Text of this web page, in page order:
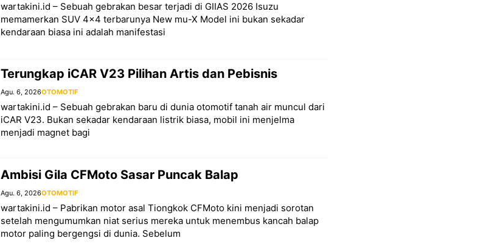
wartakini.id – Sebuah gebrakan besar terjadi di GIIAS 2026 Isuzu
memamerkan SUV 4×4 terbarunya New mu-X Model ini bukan sekadar
kendaraan biasa ini adalah manifestasi
Terungkap iCAR V23 Pilihan Artis dan Pebisnis
Agu. 6, 2026OTOMOTIF
wartakini.id – Sebuah gebrakan baru di dunia otomotif tanah air muncul dari
iCAR V23. Bukan sekadar kendaraan listrik biasa, mobil ini menjelma
menjadi magnet bagi
Ambisi Gila CFMoto Sasar Puncak Balap
Agu. 6, 2026OTOMOTIF
wartakini.id – Pabrikan motor asal Tiongkok CFMoto kini menjadi sorotan
setelah mengumumkan niat serius mereka untuk menembus kancah balap
motor paling bergengsi di dunia. Sebelum